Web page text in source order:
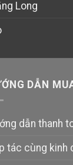
Long
DẪN
dẫn thanh
tác cùng kinh